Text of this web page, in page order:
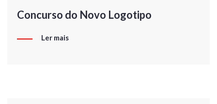
Concurso do Novo Logotipo
Ler mais